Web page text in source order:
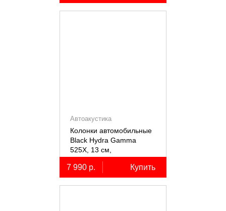
Автоакустика
Колонки автомобильные
Black Hydra Gamma
525X, 13 см,
коаксиальные
двухполосные, 2 шт.
7 990 р. Купить